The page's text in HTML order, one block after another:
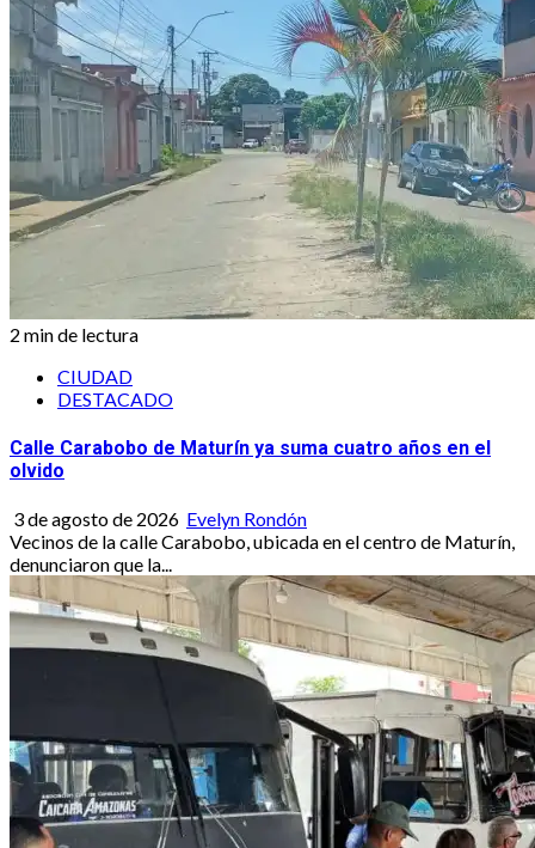
2 min de lectura
CIUDAD
DESTACADO
Calle Carabobo de Maturín ya suma cuatro años en el
olvido
3 de agosto de 2026 Evelyn Rondón
Vecinos de la calle Carabobo, ubicada en el centro de Maturín,
denunciaron que la...